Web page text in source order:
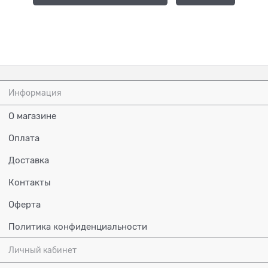
Информация
О магазине
Оплата
Доставка
Контакты
Оферта
Политика конфиденциальности
Личный кабинет